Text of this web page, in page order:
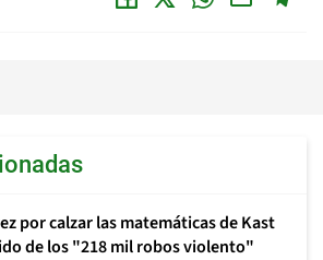
por calzar las matemáticas de Kast
de los "218 mil robos violento"